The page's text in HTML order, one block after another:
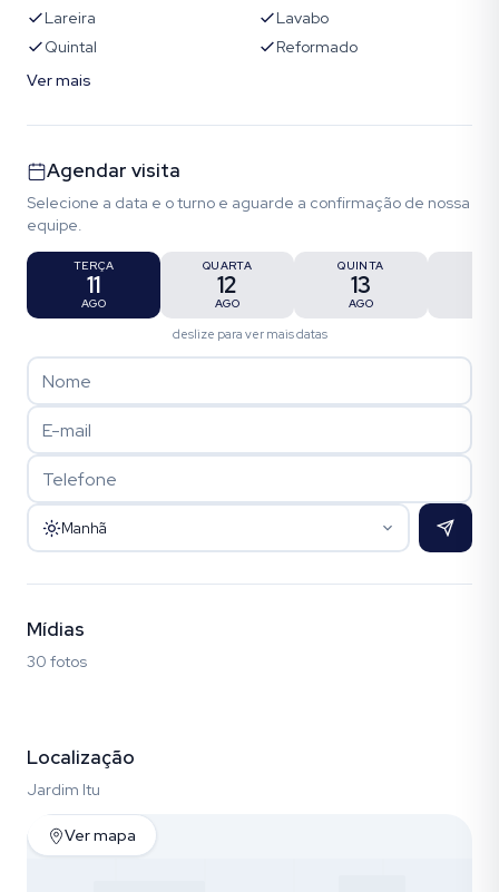
Lareira
Lavabo
Quintal
Reformado
Ver mais
Agendar visita
Selecione a data e o turno e aguarde a confirmação de nossa
equipe.
TERÇA
11
AGO
QUARTA
12
AGO
QUINTA
13
AGO
deslize para ver mais datas
Manhã
Mídias
30 fotos
Localização
Jardim Itu
Ver mapa